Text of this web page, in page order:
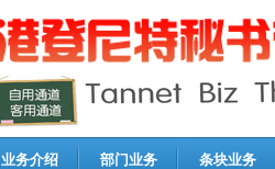
业务介绍 部门业务 条块业务